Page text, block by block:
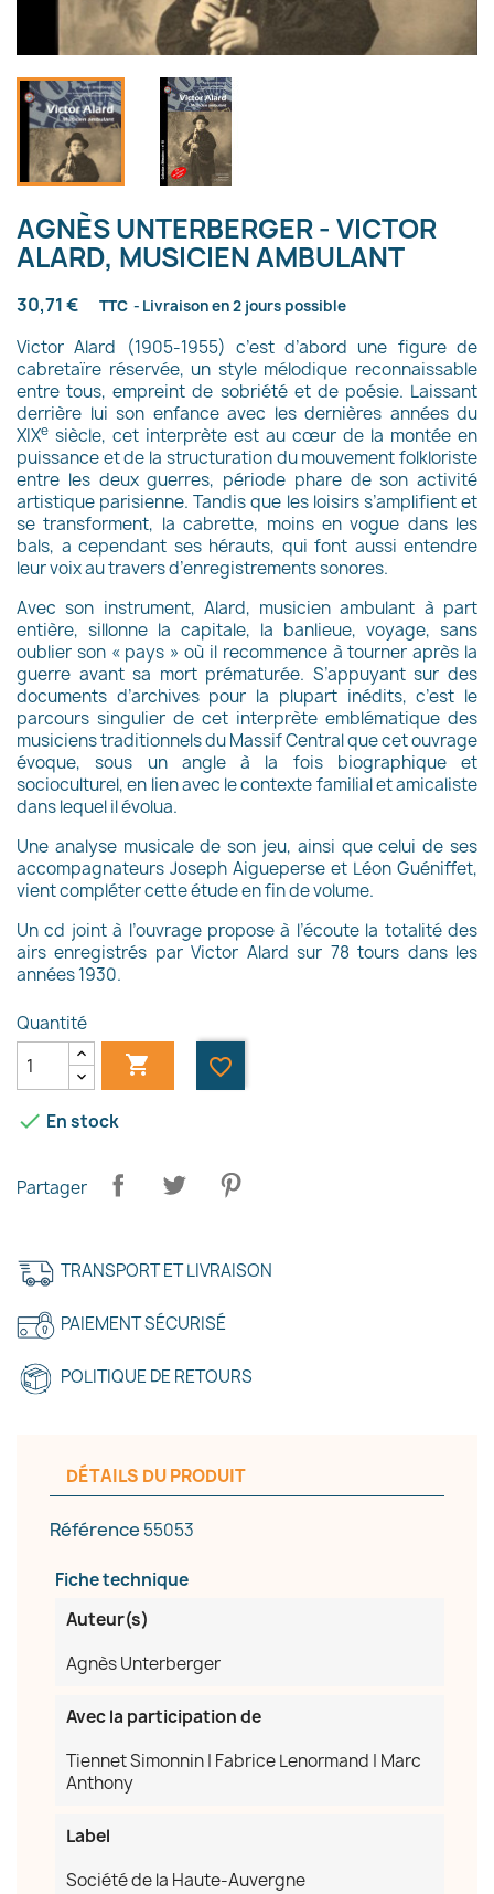
AGNÈS UNTERBERGER - VICTOR
ALARD, MUSICIEN AMBULANT
30,71 € TTC Livraison en 2 jours possible
Victor Alard (1905-1955) c’est d’abord une figure de
cabretaïre réservée, un style mélodique reconnaissable
entre tous, empreint de sobriété et de poésie. Laissant
derrière lui son enfance avec les dernières années du
XIXe siècle, cet interprète est au cœur de la montée en
puissance et de la structuration du mouvement folkloriste
entre les deux guerres, période phare de son activité
artistique parisienne. Tandis que les loisirs s’amplifient et
se transforment, la cabrette, moins en vogue dans les
bals, a cependant ses hérauts, qui font aussi entendre
leur voix au travers d’enregistrements sonores.
Avec son instrument, Alard, musicien ambulant à part
entière, sillonne la capitale, la banlieue, voyage, sans
oublier son « pays » où il recommence à tourner après la
guerre avant sa mort prématurée. S’appuyant sur des
documents d’archives pour la plupart inédits, c’est le
parcours singulier de cet interprète emblématique des
musiciens traditionnels du Massif Central que cet ouvrage
évoque, sous un angle à la fois biographique et
socioculturel, en lien avec le contexte familial et amicaliste
dans lequel il évolua.
Une analyse musicale de son jeu, ainsi que celui de ses
accompagnateurs Joseph Aigueperse et Léon Guéniffet,
vient compléter cette étude en fin de volume.
Un cd joint à l’ouvrage propose à l’écoute la totalité des
airs enregistrés par Victor Alard sur 78 tours dans les
années 1930.
Quantité
 favorite_border
 En stock
Partager
TRANSPORT ET LIVRAISON
PAIEMENT SÉCURISÉ
POLITIQUE DE RETOURS
DÉTAILS DU PRODUIT
Référence 55053
Fiche technique
Auteur(s)
Agnès Unterberger
Avec la participation de
Tiennet Simonnin | Fabrice Lenormand | Marc
Anthony
Label
Société de la Haute-Auvergne
Créer une liste d'envies
Annuler Créer une liste d'envies